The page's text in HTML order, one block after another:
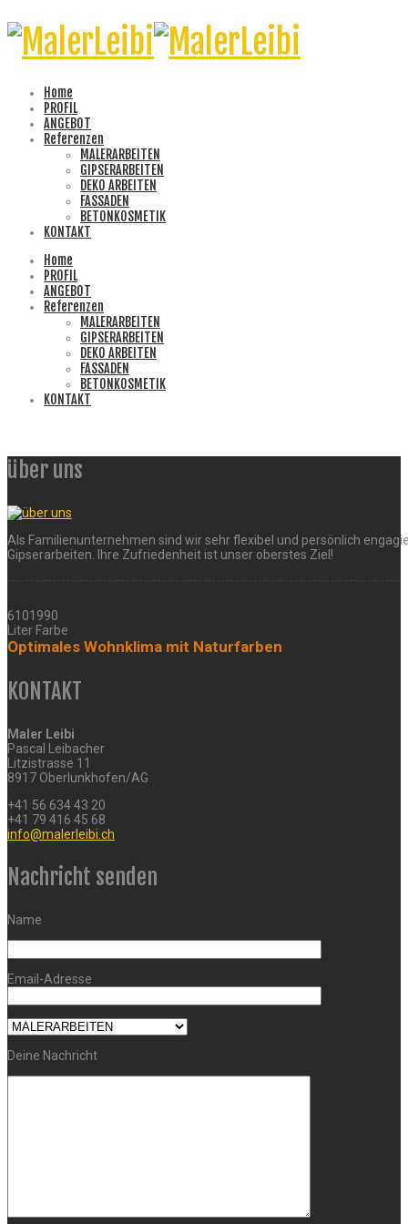
Home
PROFIL
ANGEBOT
Referenzen
MALERARBEITEN
GIPSERARBEITEN
DEKO ARBEITEN
FASSADEN
BETONKOSMETIK
KONTAKT
Home
PROFIL
ANGEBOT
Referenzen
MALERARBEITEN
GIPSERARBEITEN
DEKO ARBEITEN
FASSADEN
BETONKOSMETIK
KONTAKT
über uns
Als Familienunternehmen sind wir sehr flexibel und persönlich
Gipserarbeiten. Ihre Zufriedenheit ist unser oberstes Ziel!
6101990
Liter Farbe
Optimales Wohnklima mit Naturfarben
KONTAKT
Maler Leibi
Pascal Leibacher
Litzistrasse 11
8917 Oberlunkhofen/AG
+41 56 634 43 20
+41 79 416 45 68
info@malerleibi.ch
Nachricht senden
Name
Email-Adresse
Deine Nachricht